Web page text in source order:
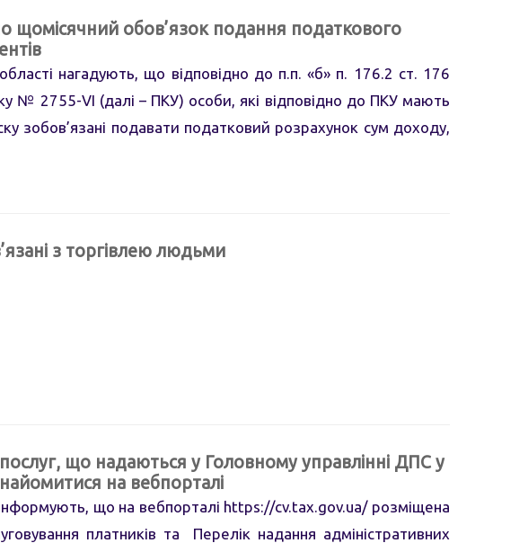
щомісячний обов’язок подання податкового
нагадують, що відповідно до п.п. «б» п. 176.2 ст. 176
№ 2755-VІ (далі – ПКУ) особи, які відповідно до ПКУ мають
зобов’язані подавати податковий розрахунок сум доходу,
з торгівлею людьми
що надаються у Головному управлінні ДПС у
на вебпорталі
що на вебпорталі https://cv.tax.gov.ua/ розміщена
платників та Перелік надання адміністративних